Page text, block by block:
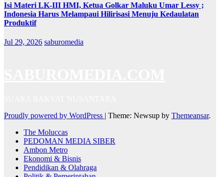
Isi Materi LK-III HMI, Ketua Golkar Maluku Umar Lessy ;
Indonesia Harus Melampaui Hilirisasi Menuju Kedaulatan
Produktif
Jul 29, 2026 saburomedia
Proudly powered by WordPress | Theme: Newsup by Themeansar.
The Moluccas
PEDOMAN MEDIA SIBER
Ambon Metro
Ekonomi & Bisnis
Pendidikan & Olahraga